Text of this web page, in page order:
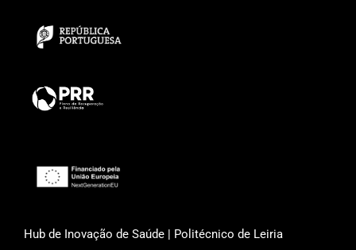
Hub de Inovação de Saúde | Politécnico de Leiria